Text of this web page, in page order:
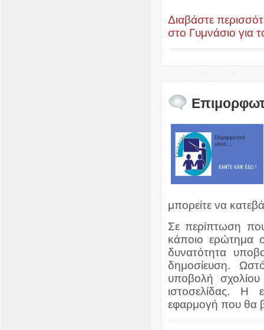
Διαβάστε
στο Γυμνάσιο για
μπορείτε να
Σε περίπτωση
κάποιο ερώτημα
δυνατότητα
δημοσίευση.
υποβολή
ιστοσελίδας. Η
εφαρμογή που θα